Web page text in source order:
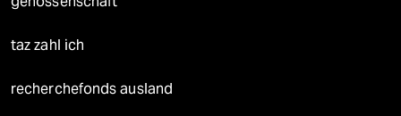
taz zahl ich
recherchefonds ausland